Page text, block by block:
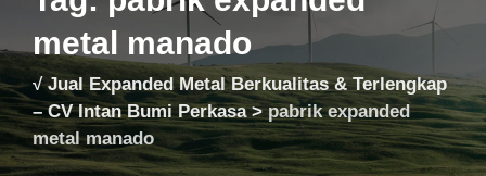
metal manado
√ Jual Expanded Metal Berkualitas & Terlengkap
– CV Intan Bumi Perkasa>pabrik expanded
metal manado